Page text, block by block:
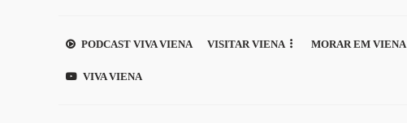
PODCAST VIVA VIENA VISITAR VIENA MORAR EM VIENA
VIVA VIENA